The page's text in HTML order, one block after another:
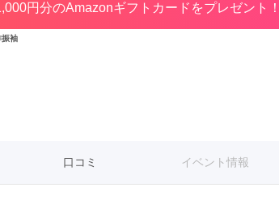
県(183)
円分のAmazonギフトカードをプレゼント！
振袖
口コミ イベント情報